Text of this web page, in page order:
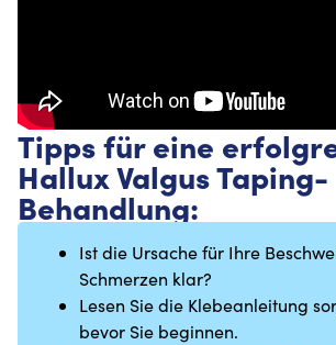
Tipps für eine
Hallux Valgus Taping-
Behandlung:
Ist die Ursache für Ihre
Schmerzen klar?
Lesen Sie die Klebeanleitung
bevor Sie beginnen.